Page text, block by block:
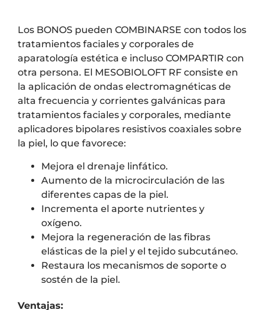
Los BONOS pueden COMBINARSE con todos los
tratamientos faciales y corporales de
aparatología estética e incluso COMPARTIR con
otra persona. El MESOBIOLOFT RF consiste en
la aplicación de ondas electromagnéticas de
alta frecuencia y corrientes galvánicas para
tratamientos faciales y corporales, mediante
aplicadores bipolares resistivos coaxiales sobre
la piel, lo que favorece:
Mejora el drenaje linfático.
Aumento de la microcirculación de las
diferentes capas de la piel.
Incrementa el aporte nutrientes y
oxígeno.
Mejora la regeneración de las fibras
elásticas de la piel y el tejido subcutáneo.
Restaura los mecanismos de soporte o
sostén de la piel.
Ventajas: